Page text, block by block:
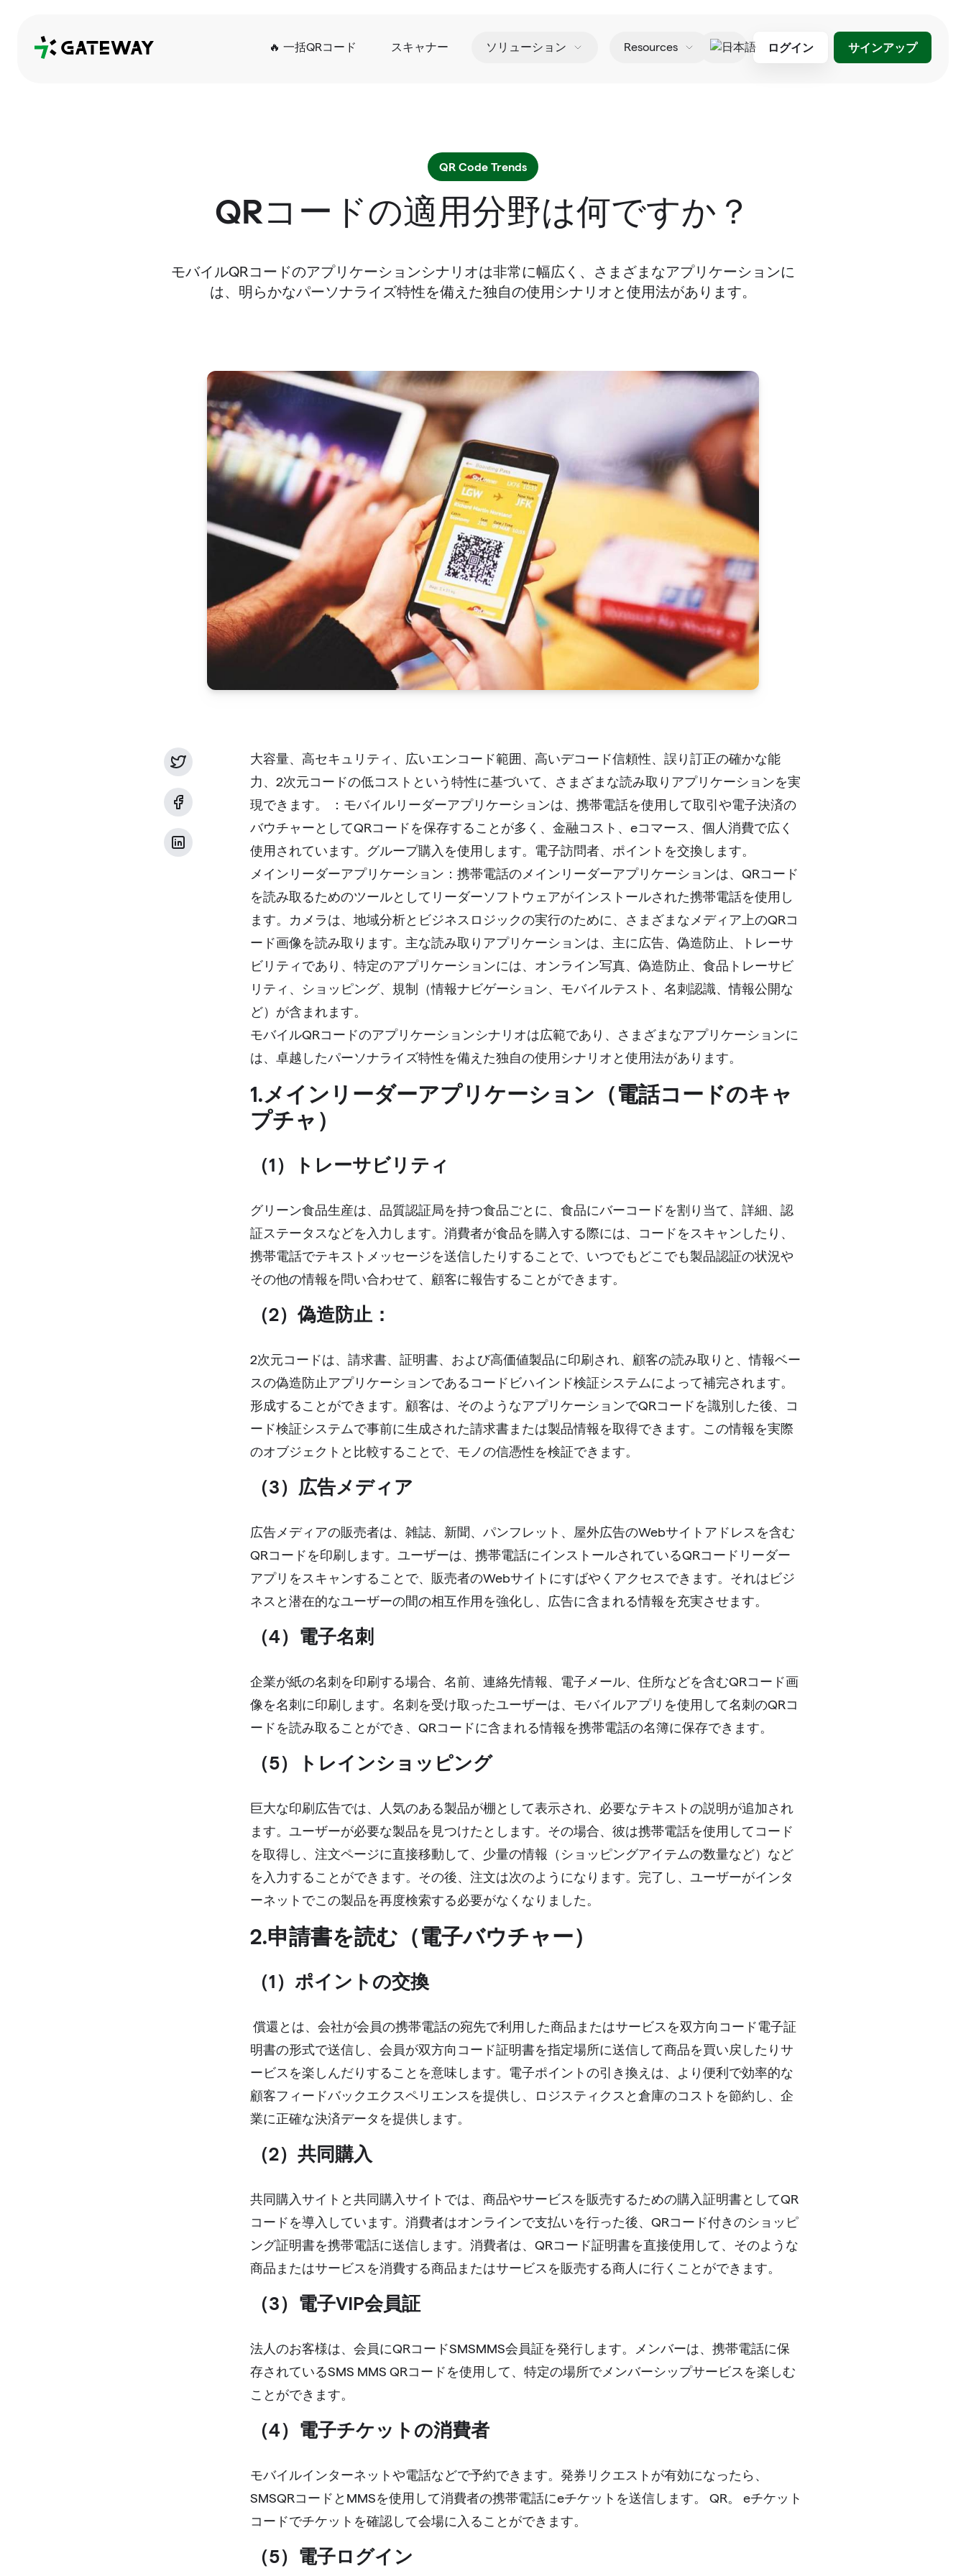
QRGateway 🔥 一括QRコード スキャナー ソリューション Resources
日本語
ログイン サインアップ
QR Code Trends
QRコードの適用分野は何ですか？
モバイルQRコードのアプリケーションシナリオは非常に幅広く、さまざまなアプリケーションに
は、明らかなパーソナライズ特性を備えた独自の使用シナリオと使用法があります。
大容量、高セキュリティ、広いエンコード範囲、高いデコード信頼性、誤り訂正の確かな能
力、2次元コードの低コストという特性に基づいて、さまざまな読み取りアプリケーションを実
現できます。 ：モバイルリーダーアプリケーションは、携帯電話を使用して取引や電子決済の
バウチャーとしてQRコードを保存することが多く、金融コスト、eコマース、個人消費で広く
使用されています。グループ購入を使用します。電子訪問者、ポイントを交換します。
メインリーダーアプリケーション：携帯電話のメインリーダーアプリケーションは、QRコード
を読み取るためのツールとしてリーダーソフトウェアがインストールされた携帯電話を使用し
ます。カメラは、地域分析とビジネスロジックの実行のために、さまざまなメディア上のQRコ
ード画像を読み取ります。主な読み取りアプリケーションは、主に広告、偽造防止、トレーサ
ビリティであり、特定のアプリケーションには、オンライン写真、偽造防止、食品トレーサビ
リティ、ショッピング、規制（情報ナビゲーション、モバイルテスト、名刺認識、情報公開な
ど）が含まれます。
モバイルQRコードのアプリケーションシナリオは広範であり、さまざまなアプリケーションに
は、卓越したパーソナライズ特性を備えた独自の使用シナリオと使用法があります。
1.メインリーダーアプリケーション（電話コードのキャ
プチャ）
（1）トレーサビリティ
グリーン食品生産は、品質認証局を持つ食品ごとに、食品にバーコードを割り当て、詳細、認
証ステータスなどを入力します。消費者が食品を購入する際には、コードをスキャンしたり、
携帯電話でテキストメッセージを送信したりすることで、いつでもどこでも製品認証の状況や
その他の情報を問い合わせて、顧客に報告することができます。
（2）偽造防止：
2次元コードは、請求書、証明書、および高価値製品に印刷され、顧客の読み取りと、情報ベー
スの偽造防止アプリケーションであるコードビハインド検証システムによって補完されます。
形成することができます。顧客は、そのようなアプリケーションでQRコードを識別した後、コ
ード検証システムで事前に生成された請求書または製品情報を取得できます。この情報を実際
のオブジェクトと比較することで、モノの信憑性を検証できます。
（3）広告メディア
広告メディアの販売者は、雑誌、新聞、パンフレット、屋外広告のWebサイトアドレスを含む
QRコードを印刷します。ユーザーは、携帯電話にインストールされているQRコードリーダー
アプリをスキャンすることで、販売者のWebサイトにすばやくアクセスできます。それはビジ
ネスと潜在的なユーザーの間の相互作用を強化し、広告に含まれる情報を充実させます。
（4）電子名刺
企業が紙の名刺を印刷する場合、名前、連絡先情報、電子メール、住所などを含むQRコード画
像を名刺に印刷します。名刺を受け取ったユーザーは、モバイルアプリを使用して名刺のQRコ
ードを読み取ることができ、QRコードに含まれる情報を携帯電話の名簿に保存できます。
（5）トレインショッピング
巨大な印刷広告では、人気のある製品が棚として表示され、必要なテキストの説明が追加され
ます。ユーザーが必要な製品を見つけたとします。その場合、彼は携帯電話を使用してコード
を取得し、注文ページに直接移動して、少量の情報（ショッピングアイテムの数量など）など
を入力することができます。その後、注文は次のようになります。完了し、ユーザーがインタ
ーネットでこの製品を再度検索する必要がなくなりました。
2.申請書を読む（電子バウチャー）
（1）ポイントの交換
償還とは、会社が会員の携帯電話の宛先で利用した商品またはサービスを双方向コード電子証
明書の形式で送信し、会員が双方向コード証明書を指定場所に送信して商品を買い戻したりサ
ービスを楽しんだりすることを意味します。電子ポイントの引き換えは、より便利で効率的な
顧客フィードバックエクスペリエンスを提供し、ロジスティクスと倉庫のコストを節約し、企
業に正確な決済データを提供します。
（2）共同購入
共同購入サイトと共同購入サイトでは、商品やサービスを販売するための購入証明書としてQR
コードを導入しています。消費者はオンラインで支払いを行った後、QRコード付きのショッピ
ング証明書を携帯電話に送信します。消費者は、QRコード証明書を直接使用して、そのような
商品またはサービスを消費する商品またはサービスを販売する商人に行くことができます。
（3）電子VIP会員証
法人のお客様は、会員にQRコードSMSMMS会員証を発行します。メンバーは、携帯電話に保
存されているSMS MMS QRコードを使用して、特定の場所でメンバーシップサービスを楽しむ
ことができます。
（4）電子チケットの消費者
モバイルインターネットや電話などで予約できます。発券リクエストが有効になったら、
SMSQRコードとMMSを使用して消費者の携帯電話にeチケットを送信します。 QR。 eチケット
コードでチケットを確認して会場に入ることができます。
（5）電子ログイン